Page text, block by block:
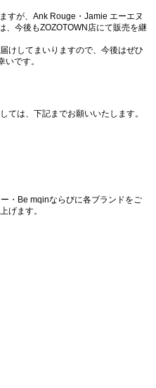
すが、Ank Rouge・Jamie エーエヌ
、今後もZOZOTOWN店にて販売を継
けしてまいりますので、今後はぜひ
です。
ては、下記までお願いいたします。
・Be mqinならびに各ブランドをご
げます。